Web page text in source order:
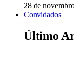
28 de
Convidados
Último